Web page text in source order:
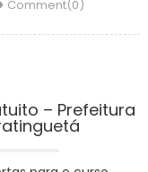
Comment(0)
– Prefeitura